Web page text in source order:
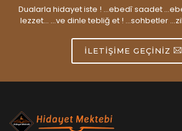
Dualarla hidayet iste ! ...ebedî saadet
lezzet... ...ve dinle tebliğ et ! ...sohbetler
İLETIŞIME GEÇINIZ